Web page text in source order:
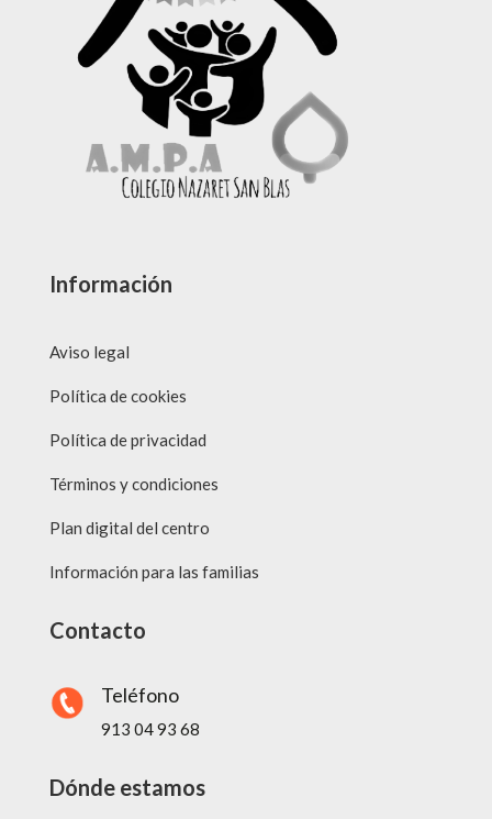
Información
Aviso legal
Política de cookies
Política de privacidad
Términos y condiciones
Plan digital del centro
Información para las familias
Contacto
Teléfono
913 04 93 68
Dónde estamos